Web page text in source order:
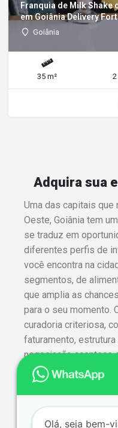
Franquia de Milk Shake
em Goiânia Delivery
Goiânia
35 m²
Adquira sua
Uma das capitais que
Oeste, Goiânia tem
se traduz em
diferentes perfis de
você encontra na
segmentos, de
que amplia as
para o seu momento.
curadoria criteriosa,
faturamento,
negociação acontece
acompanhamento da
fechamento. Se
Olá, seja bem-